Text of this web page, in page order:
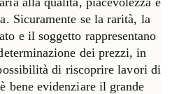
Sicuramente se la rarità, la
e il soggetto rappresentano
dei prezzi, in
di riscoprire lavori di
bene evidenziare il grande